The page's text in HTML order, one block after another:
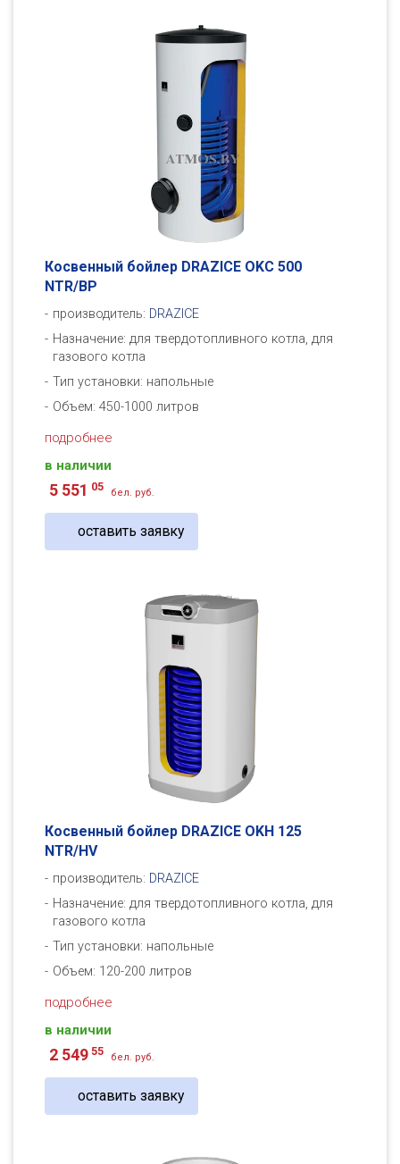
Косвенный бойлер DRAZICE OKC 500
NTR/BP
производитель: DRAZICE
Назначение: для твердотопливного котла, для
газового котла
Тип установки: напольные
Объем: 450-1000 литров
подробнее
в наличии
5 551 05 бел. руб.
оставить заявку
Косвенный бойлер DRAZICE OKH 125
NTR/HV
производитель: DRAZICE
Назначение: для твердотопливного котла, для
газового котла
Тип установки: напольные
Объем: 120-200 литров
подробнее
в наличии
2 549 55 бел. руб.
оставить заявку